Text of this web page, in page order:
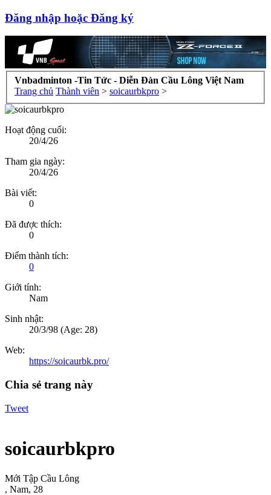
Đăng nhập hoặc Đăng ký
Vnbadminton -Tin Tức - Diễn Đàn Cầu Lông Việt Nam
Trang chủ Thành viên > soicaurbkpro >
Hoạt động cuối:
20/4/26
Tham gia ngày:
20/4/26
Bài viết:
0
Đã được thích:
0
Điểm thành tích:
0
Giới tính:
Nam
Sinh nhật:
20/3/98 (Age: 28)
Web:
https://soicaurbk.pro/
Chia sẻ trang này
Tweet
soicaurbkpro
Mới Tập Cầu Lông
, Nam, 28